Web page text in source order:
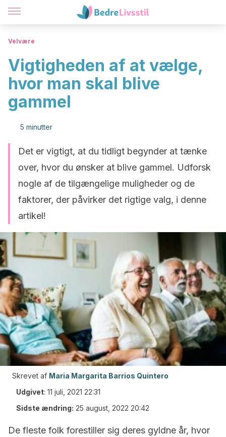
Velvære
Vigtigheden af at vælge,
hvor man skal blive
gammel
5 minutter
Det er vigtigt, at du tidligt begynder at tænke
over, hvor du ønsker at blive gammel. Udforsk
nogle af de tilgængelige muligheder og de
faktorer, der påvirker det rigtige valg, i denne
artikel!
Skrevet af Maria Margarita Barrios Quintero
Udgivet: 11 juli, 2021 22:31
Sidste ændring: 25 august, 2022 20:42
De fleste folk forestiller sig deres gyldne år, hvor